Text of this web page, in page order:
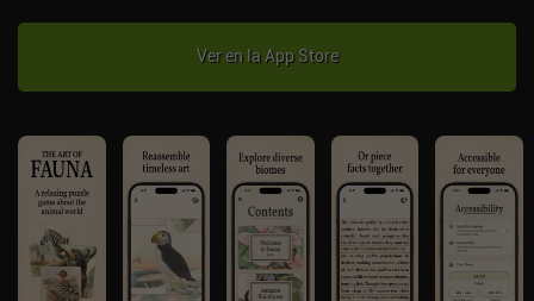
Ver en la App Store